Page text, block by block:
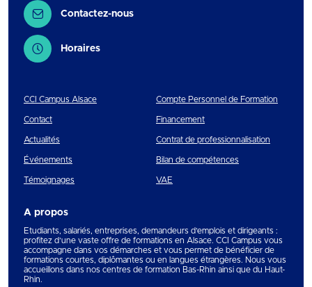
Contactez-nous
Horaires
CCI Campus Alsace
Contact
Actualités
Événements
Témoignages
Compte Personnel de Formation
Financement
Contrat de professionnalisation
Bilan de compétences
VAE
A propos
Etudiants, salariés, entreprises, demandeurs d’emplois et dirigeants :
profitez d’une vaste offre de formations en Alsace. CCI Campus vous
accompagne dans vos démarches et vous permet de bénéficier de
formations courtes, diplômantes ou en langues étrangères. Nous vous
accueillons dans nos centres de formation Bas-Rhin ainsi que du Haut-
Rhin.